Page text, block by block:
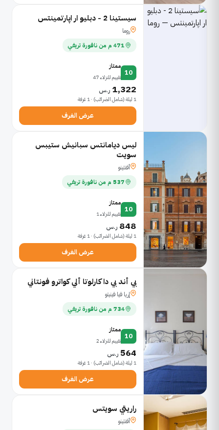
سيستينا 2 - دبليو ار اپارتمينتس
روما
471 م من نافورة تريفي
10
ممتاز
تقييم للنزلاء 47
1,322 ر.س
1 ليلة (شامل الضرائب) · 1 غرفة
عرض الغرف
ليس ديامانتس سبانيش ستيبس
سويت
أفنتينو
537 م من نافورة تريفي
10
ممتاز
تقييم للنزلاء 1
848 ر.س
1 ليلة (شامل الضرائب) · 1 غرفة
عرض الغرف
بي أند بي دا كارلوتا ألي كواترو فونتاني
إريا فيا فينيتو
734 م من نافورة تريفي
10
ممتاز
تقييم للنزلاء 2
564 ر.س
1 ليلة (شامل الضرائب) · 1 غرفة
عرض الغرف
راريتي سويتس
أفنتينو